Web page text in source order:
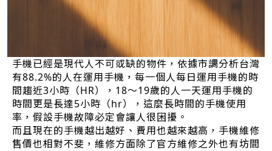
手機已經是現代人不可或缺的物件，依據市調分析台灣
有88.2%的人在運用手機，每一個人每日運用手機的時
間趨近3小時（HR），18～19歲的人一天運用手機的
時間更是長達5小時（hr），這麼長時間的手機使用
率，假設手機故障必定會讓人很困擾。
而且現在的手機越出越好、費用也越來越高，手機維修
售價也相對不斐，維修方面除了官方維修之外也有坊間